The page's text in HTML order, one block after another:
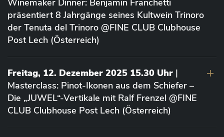
Winemaker Dinner: Benjamin Franchetti
präsentiert 8 Jahrgänge seines Kultwein Trinoro
der Tenuta del Trinoro @FINE CLUB Clubhouse
Post Lech (Österreich)
Freitag, 12. Dezember 2025 15.30 Uhr |
Masterclass: Pinot-Ikonen aus dem Schiefer –
Die „JUWEL“-Vertikale mit Ralf Frenzel @FINE
CLUB Clubhouse Post Lech (Österreich)